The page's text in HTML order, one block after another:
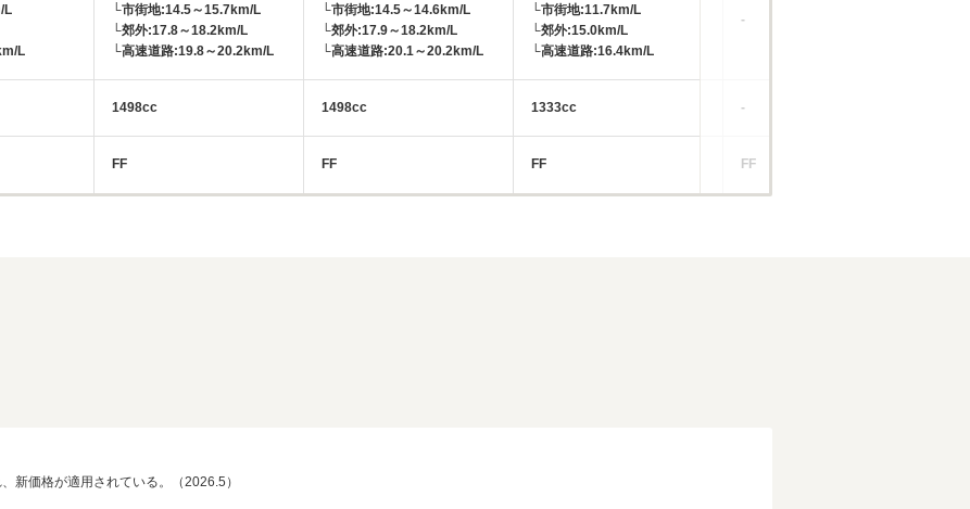
L
L
└市街地:14.5～15.7km/L
└郊外:17.8～18.2km/L
└高速道路:19.8～20.2km/L
1498cc
FF
└市街地:14.5～14.6km/L
└郊外:17.9～18.2km/L
└高速道路:20.1～20.2km/L
1498cc
FF
└市街地:11.7km/L
└郊外:15.0km/L
└高速道路:16.4km/L
1333cc
FF
-
-
FF
新価格が適用されている。（2026.5）